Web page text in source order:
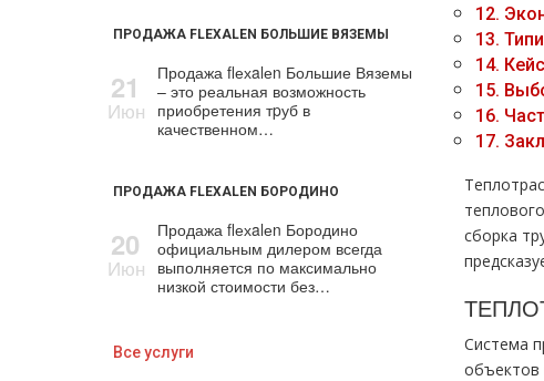
ПРОДАЖА FLEXALEN БОЛЬШИЕ ВЯЗЕМЫ
21
Июн
Продажа flехalеn Большие Вяземы
– это реальная возможность
приобретения тpуб в
качественном…
ПРОДАЖА FLEXALEN БОРОДИНО
20
Июн
Продажа flехalеn Бородино
официальным дилером всегда
выполняется по максимально
низкой стоимости без…
Все услуги
12.
13.
14.
15.
16.
17.
сборка
Система
объектов